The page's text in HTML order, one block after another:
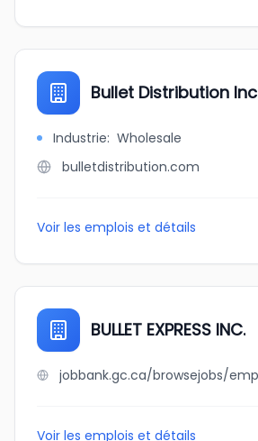
Bullet Distribution Inc
Industrie: Wholesale
bulletdistribution.com
Voir les emplois et détails
BULLET EXPRESS INC.
Voir les emplois et détails